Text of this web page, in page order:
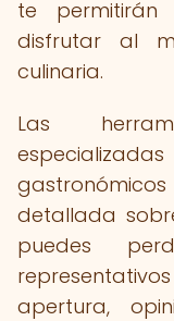
te
disfrutar al
culinaria.
Las
detallada
puedes
apertura,